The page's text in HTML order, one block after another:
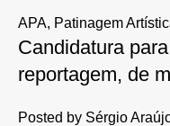
APA, Patinagem
Candidatura
reportagem, de
Posted by Sérgio